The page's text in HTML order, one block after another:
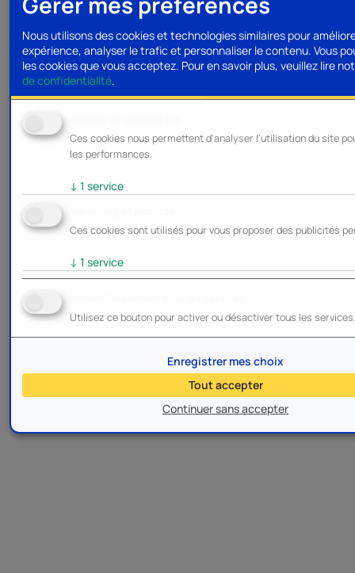
Nous utilisons des cookies et technologies similaires pour
expérience, analyser le trafic et personnaliser le contenu. Vous
les cookies que vous acceptez. Pour en savoir plus, veuillez lire
de confidentialité.
Ces cookies nous permettent d'analyser l'utilisation du site
les performances.
↓ 1 service
Ces cookies sont utilisés pour vous proposer des publicités
↓ 1 service
Utilisez ce bouton pour activer ou désactiver tous les services.
Continuer sans accepter
Enregistrer mes choix
Tout accepter